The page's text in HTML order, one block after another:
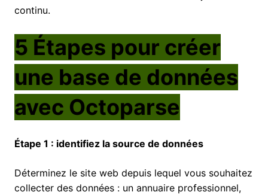
continu.
5 Étapes pour créer
une base de données
avec Octoparse
Étape 1 : identifiez la source de données
Déterminez le site web depuis lequel vous souhaitez
collecter des données : un annuaire professionnel,